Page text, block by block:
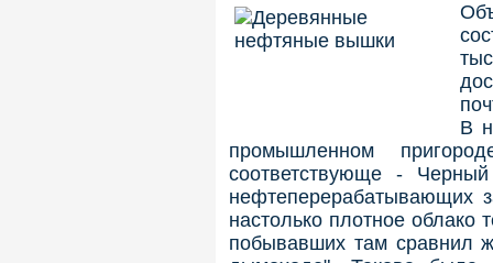
В
промышленном
соответствующе -
нефтеперерабатывающих
настолько плотное облако
побывавших там сравнил